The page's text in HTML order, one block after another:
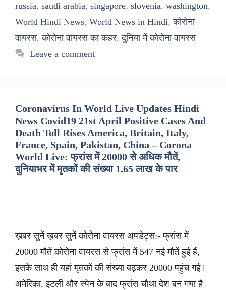
russia, saudi arabia, singapore, slovenia, washington,
World Hindi News, World News in Hindi,कोरोना
वायरस,कोरोना वायरस का कहर,दुनिया में कोरोना वायरस
Leave a comment
Coronavirus In World Live Updates Hindi
News Covid19 21st April Positive Cases And
Death Toll Rises America, Britain, Italy,
France, Spain, Pakistan, China – Corona
World Live: फ्रांस में 20000 से अधिक मौतें,
दुनियाभर में मृतकों की संख्या 1.65 लाख के पार
ख़बर सुनें ख़बर सुनें कोरोना वायरस अपडेट्स:- फ्रांस में
20000 मौतें कोरोना वायरस से फ्रांस में 547 नई मौतें हुई हैं,
इसके साथ ही यहां मृतकों की संख्या बढ़कर 20000 पहुंच गई।
अमेरिका, इटली और स्पेन के बाद फ्रांस चौथा देश बन गया है